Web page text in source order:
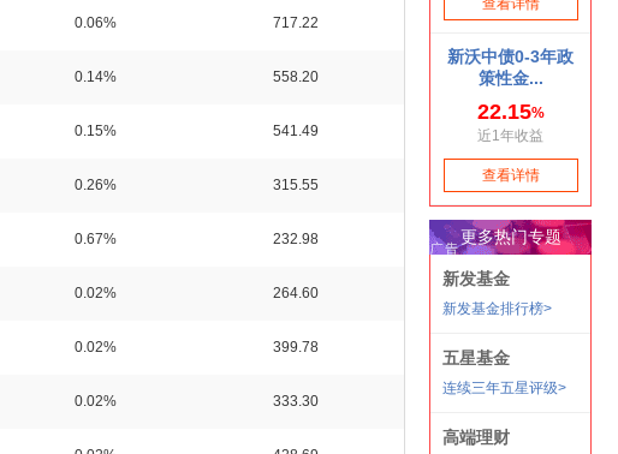
0.06% 717.22
0.14% 558.20
0.15% 541.49
0.26% 315.55
0.67% 232.98
0.02% 264.60
0.02% 399.78
0.02% 333.30